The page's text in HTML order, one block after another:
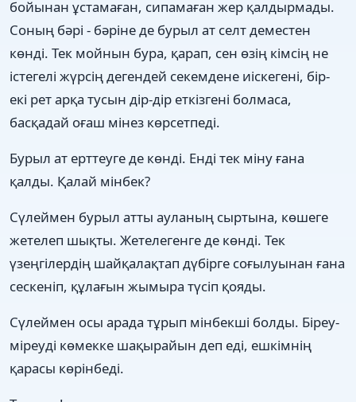
бойынан ұстамаған, сипамаған жер қалдырмады.
Соның бәрі - бәріне де бурыл ат селт деместен
көнді. Тек мойнын бура, қарап, сен өзің кімсің не
істегелі жүрсің дегендей секемдене иіскегені, бір-
екі рет арқа тусын дір-дір еткізгені болмаса,
басқадай оғаш мінез көрсетпеді.
Бурыл ат ерттеуге де көнді. Енді тек міну ғана
қалды. Қалай мінбек?
Сүлеймен бурыл атты ауланың сыртына, көшеге
жетелеп шықты. Жетелегенге де көнді. Тек
үзеңгілердің шайқалақтап дүбірге соғылуынан ғана
сескеніп, құлағын жымыра түсіп қояды.
Сүлеймен осы арада тұрып мінбекші болды. Біреу-
міреуді көмекке шақырайын деп еді, ешкімнің
қарасы көрінбеді.